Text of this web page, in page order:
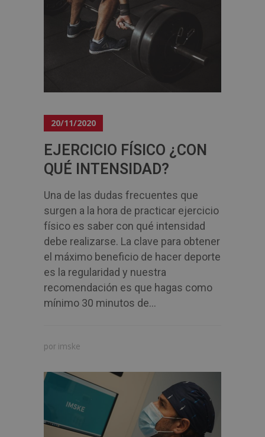
20/11/2020
EJERCICIO FÍSICO ¿CON
QUÉ INTENSIDAD?
Una de las dudas frecuentes que
surgen a la hora de practicar ejercicio
físico es saber con qué intensidad
debe realizarse. La clave para obtener
el máximo beneficio de hacer deporte
es la regularidad y nuestra
recomendación es que hagas como
mínimo 30 minutos de...
por imske